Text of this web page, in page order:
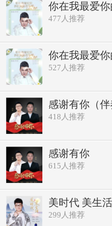
你在我
留
你在我
我
还故作
你在我
你在我
你在我
你在我最爱
477 人推荐
你在我最爱
527 人推荐
感谢有你（伴
418 人推荐
感谢有你
615 人推荐
美时代 美生
299 人推荐